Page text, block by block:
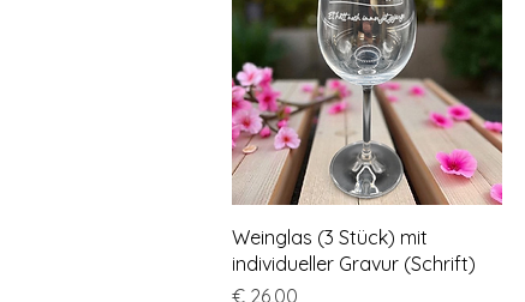
Schnellansicht
Weinglas (3 Stück) mit
individueller Gravur (Schrift)
Preis
€ 26,00